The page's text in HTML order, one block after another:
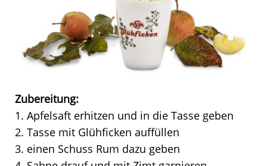
Zubereitung:
1. Apfelsaft erhitzen und in die Tasse geben
2. Tasse mit Glühficken auffüllen
3. einen Schuss Rum dazu geben